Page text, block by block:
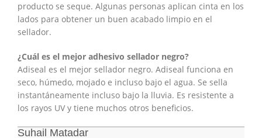
producto se seque. Algunas personas aplican cinta en los
lados para obtener un buen acabado limpio en el
sellador.
¿Cuál es el mejor adhesivo sellador negro?
Adiseal es el mejor sellador negro. Adiseal funciona en
seco, húmedo, mojado e incluso bajo el agua. Se sella
instantáneamente incluso bajo la lluvia. Es resistente a
los rayos UV y tiene muchos otros beneficios.
Suhail Matadar